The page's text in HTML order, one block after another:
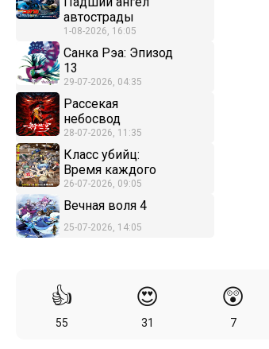
автострады
1-08-2026, 16:05
Санка Рэа: Эпизод
13
29-07-2026, 04:35
Рассекая
небосвод
28-07-2026, 11:35
Класс убийц:
Время каждого
26-07-2026, 09:05
Вечная воля 4
25-07-2026, 14:05
👍
55
😍
31
😲
7